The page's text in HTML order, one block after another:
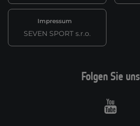
Impressum
SEVEN SPORT s.r.o.
Folgen Sie uns
Youtube